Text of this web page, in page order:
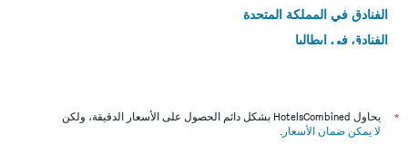
الفنادق في المملكة المتحدة
الفنادق في إيطاليا
*
يحاول HotelsCombined بشكل دائم الحصول على الأسعار الدقيقة، ولكن
لا يمكن ضمان الأسعار .